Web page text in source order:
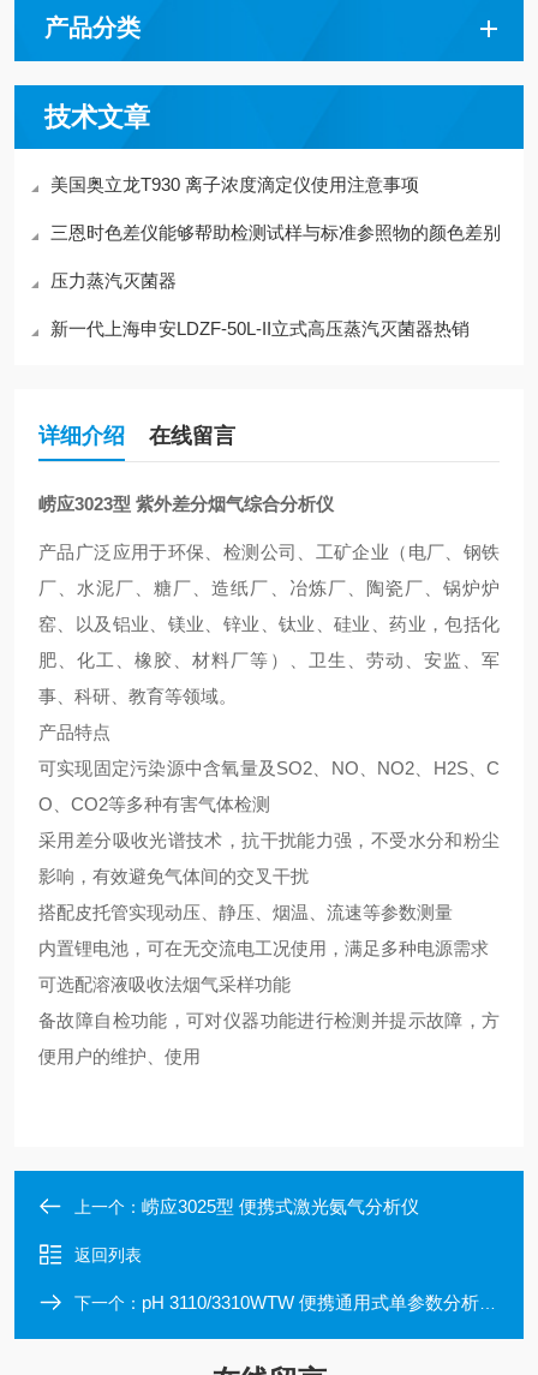
产品分类
技术文章
美国奥立龙T930 离子浓度滴定仪使用注意事项
三恩时色差仪能够帮助检测试样与标准参照物的颜色差别
压力蒸汽灭菌器
新一代上海申安LDZF-50L-II立式高压蒸汽灭菌器热销
详细介绍 在线留言
崂应3023型 紫外差分烟气综合分析仪
产品广泛应用于环保、检测公司、工矿企业（电厂、钢铁
厂、水泥厂、糖厂、造纸厂、冶炼厂、陶瓷厂、锅炉炉
窑、以及铝业、镁业、锌业、钛业、硅业、药业，包括化
肥、化工、橡胶、材料厂等）、卫生、劳动、安监、军
事、科研、教育等领域。
产品特点
可实现固定污染源中含氧量及 SO2、NO、NO2、H2S、C
O、CO2等多种有害气体检测
采用差分吸收光谱技术，抗干扰能力强，不受水分和粉尘
影响，有效避免气体间的交叉干扰
搭配皮托管实现动压、静压、烟温、流速等参数测量
内置锂电池，可在无交流电工况使用，满足多种电源需求
可选配溶液吸收法烟气采样功能
备故障自检功能，可对仪器功能进行检测并提示故障，方
便用户的维护、使用
上一个： 崂应3025型 便携式激光氨气分析仪
返回列表
下一个： pH 3110/3310WTW 便携通用式单参数分析仪ProfiLine系列